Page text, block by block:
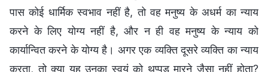
पास कोई धार्मिक स्वभाव नहीं है, तो वह मनुष्य के अधर्म का न्याय
करने के लिए योग्य नहीं है, और न ही वह मनुष्य के न्याय को
कार्यान्वित करने के योग्य है। अगर एक व्यक्ति दूसरे व्यक्ति का न्याय
करता, तो क्या यह उनका स्वयं को थप्पड़ मारने जैसा नहीं होता?